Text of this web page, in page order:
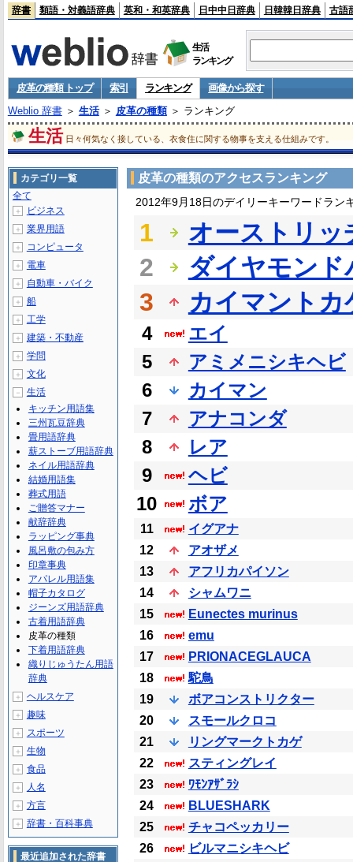
辞書 類語・対義語辞典 英和・和英辞典 日中中日辞典 日韓韓日辞典 古語
生活
ランキング
皮革の種類 トップ 索引 ランキング
画像から探す
Weblio 辞書＞ 生活＞ 皮革の種類＞ ランキング
生活 日々何気なく接している、衣食住に関する物事を支える仕組みです。
皮革の種類のアクセスランキング
2012年9月18日のデイリーキーワードラン
1
オーストリッ
2
ダイヤモンド
3
カイマントカ
4
エイ
5
アミメニシキヘビ
6
カイマン
7
アナコンダ
8
レア
9
ヘビ
10
ボア
11
イグアナ
12
アオザメ
13
アフリカパイソン
14
シャムワニ
15
Eunectes murinus
16
emu
17
PRIONACEGLAUCA
18
駝鳥
19
ボアコンストリクター
20
スモールクロコ
21
リングマークトカゲ
22
スティングレイ
23
ﾜﾓﾝｱｻﾞﾗｼ
24
BLUESHARK
25
チャコペッカリー
26
ビルマニシキヘビ
カテゴリ一覧
全て
＋ ビジネス
＋ 業界用語
＋ コンピュータ
＋ 電車
＋ 自動車・バイク
＋ 船
＋ 工学
＋ 建築・不動産
＋ 学問
＋ 文化
－
生活
キッチン用語集
三州瓦豆辞典
畳用語辞典
薪ストーブ用語辞典
ネイル用語辞典
結婚用語集
葬式用語
ご贈答マナー
献辞辞典
ラッピング事典
風呂敷の包み方
印章事典
アパレル用語集
帽子カタログ
ジーンズ用語辞典
古着用語辞典
皮革の種類
下着用語辞典
織りじゅうたん用語
辞典
＋ ヘルスケア
＋ 趣味
＋ スポーツ
＋ 生物
＋ 食品
＋ 人名
＋ 方言
＋ 辞書・百科事典
最近追加された辞書